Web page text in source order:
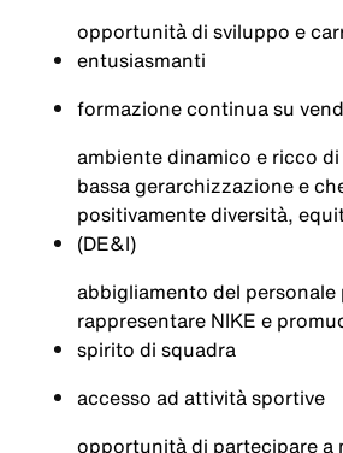
opportunità di sviluppo e
entusiasmanti
formazione continua su
ambiente dinamico e ricco
bassa gerarchizzazione e
positivamente diversità,
(DE&I)
abbigliamento del personale
rappresentare NIKE e
spirito di squadra
accesso ad attività sportive
opportunità di partecipare a